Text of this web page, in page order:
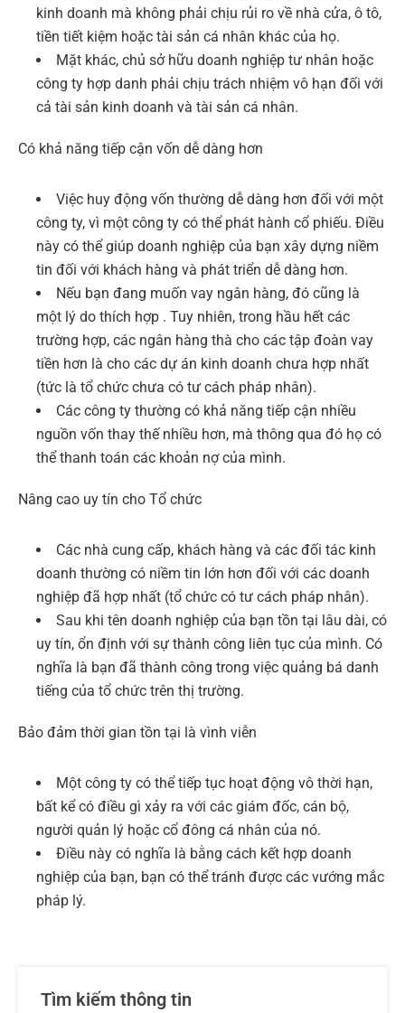
kinh doanh mà không phải chịu rủi ro về nhà cửa, ô tô,
tiền tiết kiệm hoặc tài sản cá nhân khác của họ.
Mặt khác, chủ sở hữu doanh nghiệp tư nhân hoặc
công ty hợp danh phải chịu trách nhiệm vô hạn đối với
cả tài sản kinh doanh và tài sản cá nhân.
Có khả năng tiếp cận vốn dễ dàng hơn
Việc huy động vốn thường dễ dàng hơn đối với một
công ty, vì một công ty có thể phát hành cổ phiếu. Điều
này có thể giúp doanh nghiệp của bạn xây dựng niềm
tin đối với khách hàng và phát triển dễ dàng hơn.
Nếu bạn đang muốn vay ngân hàng, đó cũng là
một lý do thích hợp . Tuy nhiên, trong hầu hết các
trường hợp, các ngân hàng thà cho các tập đoàn vay
tiền hơn là cho các dự án kinh doanh chưa hợp nhất
(tức là tổ chức chưa có tư cách pháp nhân).
Các công ty thường có khả năng tiếp cận nhiều
nguồn vốn thay thế nhiều hơn, mà thông qua đó họ có
thể thanh toán các khoản nợ của mình.
Nâng cao uy tín cho Tổ chức
Các nhà cung cấp, khách hàng và các đối tác kinh
doanh thường có niềm tin lớn hơn đối với các doanh
nghiệp đã hợp nhất (tổ chức có tư cách pháp nhân).
Sau khi tên doanh nghiệp của bạn tồn tại lâu dài, có
uy tín, ổn định với sự thành công liên tục của mình. Có
nghĩa là bạn đã thành công trong việc quảng bá danh
tiếng của tổ chức trên thị trường.
Bảo đảm thời gian tồn tại là vình viễn
Một công ty có thể tiếp tục hoạt động vô thời hạn,
bất kể có điều gì xảy ra với các giám đốc, cán bộ,
người quản lý hoặc cổ đông cá nhân của nó.
Điều này có nghĩa là bằng cách kết hợp doanh
nghiệp của bạn, bạn có thể tránh được các vướng mắc
pháp lý.
Tìm kiếm thông tin